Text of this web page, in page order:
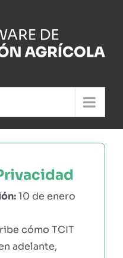
10 de enero
cómo TCIT
adelante,